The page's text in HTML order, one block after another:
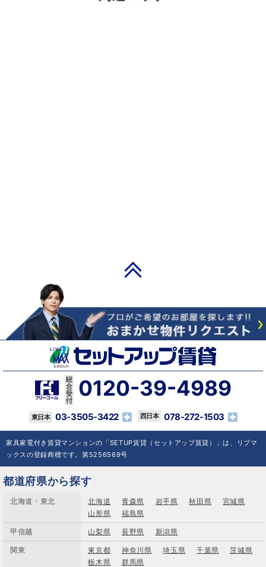
0120-39-4989
03-3505-3422 078-272-1503
家具家電付き賃貸マンションの「SETUP賃貸（セットアップ賃貸）」は、リブマ
ックスの登録商標です。第5256569号
都道府県から探す
北海道・東北 北海道 青森県 岩手県 秋田県
宮城県
山形県
福島県
甲信越 山梨県 長野県 新潟県
関東 東京都 神奈川県 埼玉県 千葉県
茨城県
栃木県
群馬県